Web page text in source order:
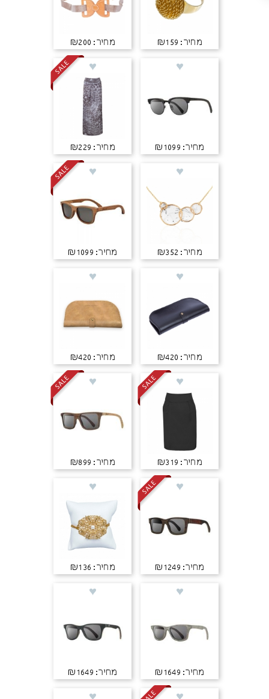
מחיר: ₪159 מחיר: ₪200
מחיר: ₪1099 מחיר: ₪229
מחיר: ₪352 מחיר: ₪1099
מחיר: ₪420 מחיר: ₪420
מחיר: ₪319 מחיר: ₪899
מחיר: ₪1249 מחיר: ₪136
מחיר: ₪1649 מחיר: ₪1649